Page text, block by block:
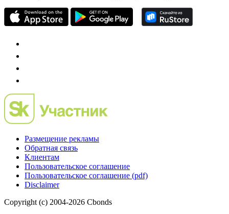
Размещение рекламы
Обратная связь
Клиентам
Пользовательское соглашение
Пользовательское соглашение (pdf)
Disclaimer
Copyright (c) 2004-2026 Cbonds